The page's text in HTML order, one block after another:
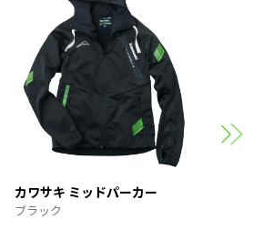
カワサキ ミッドパーカー
ブラック
スポ